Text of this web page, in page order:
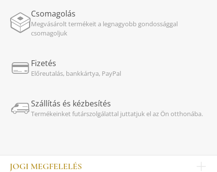
Csomagolás
Megvásárolt termékeit a legnagyobb gondossággal
csomagoljuk
Fizetés
Előreutalás, bankkártya, PayPal
Szállítás és kézbesítés
Termékeinket futárszolgálattal juttatjuk el az Ön otthonába.
JOGI MEGFELELÉS